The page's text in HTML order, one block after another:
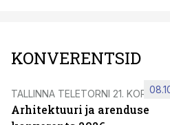
KONVERENTSID
TALLINNA TELETORNI 21.
Arhitektuuri ja arenduse